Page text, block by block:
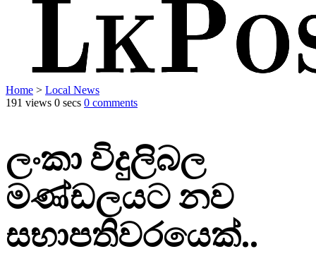
Home > Local News
191 views 0 secs 0 comments
ලංකා විදුලිබල
මණ්ඩලයට නව
සභාපතිවරයෙක්..